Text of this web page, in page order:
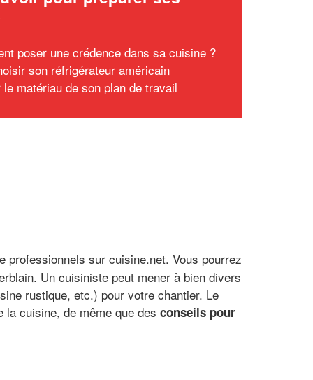
poser une crédence dans sa cuisine ?
son réfrigérateur américain
matériau de son plan de travail
professionnels sur cuisine.net. Vous pourrez
Un cuisiniste peut mener à bien divers
rustique, etc.) pour votre chantier. Le
cuisine, de même que des conseils pour